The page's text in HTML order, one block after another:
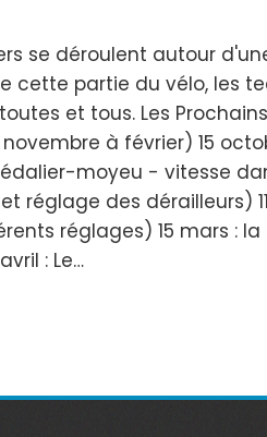
se déroulent autour
partie du vélo, les
et tous. Les
à février) 15
moyeu - vitesse
réglage des dérailleurs)
réglages) 15 mars :
: Le…